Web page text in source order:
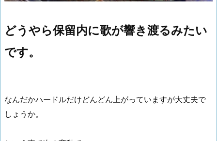
どうやら保留内に歌が響き渡るみたい
です。
なんだかハードルだけどんどん上がっていますが大丈夫で
しょうか。